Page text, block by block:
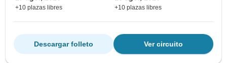
+10 plazas libres +10 plazas libres
Ver circuito
Descargar folleto